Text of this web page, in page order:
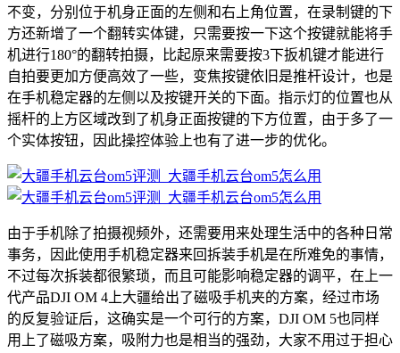
不变，分别位于机身正面的左侧和右上角位置，在录制键的下
方还新增了一个翻转实体键，只需要按一下这个按键就能将手
机进行180°的翻转拍摄，比起原来需要按3下扳机键才能进行
自拍要更加方便高效了一些，变焦按键依旧是推杆设计，也是
在手机稳定器的左侧以及按键开关的下面。指示灯的位置也从
摇杆的上方区域改到了机身正面按键的下方位置，由于多了一
个实体按钮，因此操控体验上也有了进一步的优化。
由于手机除了拍摄视频外，还需要用来处理生活中的各种日常
事务，因此使用手机稳定器来回拆装手机是在所难免的事情，
不过每次拆装都很繁琐，而且可能影响稳定器的调平，在上一
代产品DJI OM 4上大疆给出了磁吸手机夹的方案，经过市场
的反复验证后，这确实是一个可行的方案，DJI OM 5也同样
用上了磁吸方案，吸附力也是相当的强劲，大家不用过于担心